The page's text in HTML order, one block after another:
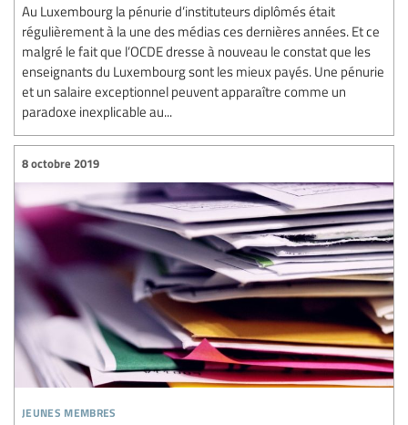
Au Luxembourg la pénurie d’instituteurs diplômés était
régulièrement à la une des médias ces dernières années. Et ce
malgré le fait que l’OCDE dresse à nouveau le constat que les
enseignants du Luxembourg sont les mieux payés. Une pénurie
et un salaire exceptionnel peuvent apparaître comme un
paradoxe inexplicable au...
jeunes membres
8 octobre 2019